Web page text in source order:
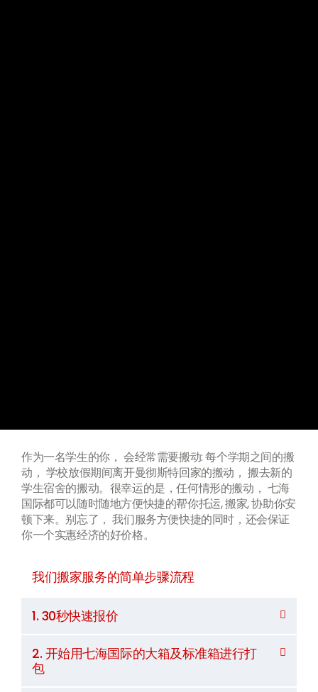
作为一名学生的你， 会经常需要搬动: 每个学期之间的搬
动， 学校放假期间离开曼彻斯特回家的搬动， 搬去新的
学生宿舍的搬动。很幸运的是，任何情形的搬动， 七海
国际都可以随时随地方便快捷的帮你托运, 搬家, 协助你安
顿下来。别忘了， 我们服务方便快捷的同时，还会保证
你一个实惠经济的好价格。
我们搬家服务的简单步骤流程
1. 30秒快速报价
2. 开始用七海国际的大箱及标准箱进行打
包